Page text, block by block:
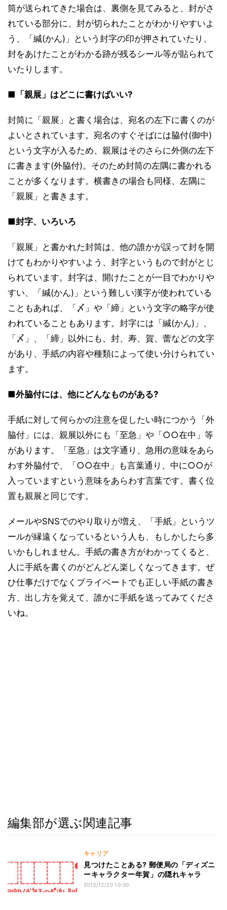
筒が送られてきた場合は、裏側を見てみると、封がさ
れている部分に、封が切られたことがわかりやすいよ
う、「緘(かん)」という封字の印が押されていたり、
封をあけたことがわかる跡が残るシール等が貼られて
いたりします。
■「親展」はどこに書けばいい?
封筒に「親展」と書く場合は、宛名の左下に書くのが
よいとされています。宛名のすぐそばには脇付(御中)
という文字が入るため、親展はそのさらに外側の左下
に書きます(外脇付)。そのため封筒の左隅に書かれる
ことが多くなります。横書きの場合も同様、左隅に
「親展」と書きます。
■封字、いろいろ
「親展」と書かれた封筒は、他の誰かが誤って封を開
けてもわかりやすいよう、封字というもので封がとじ
られています。封字は、開けたことが一目でわかりや
すい、「緘(かん)」という難しい漢字が使われている
こともあれば、「〆」や「締」という文字の略字が使
われていることもあります。封字には「緘(かん)」、
「〆」、「締」以外にも、封、寿、賀、蕾などの文字
があり、手紙の内容や種類によって使い分けられてい
ます。
■外脇付には、他にどんなものがある?
手紙に対して何らかの注意を促したい時につかう「外
脇付」には、親展以外にも「至急」や「○○在中」等
があります。「至急」は文字通り、急用の意味をあら
わす外脇付で、「○○在中」も言葉通り、中に○○が
入っていますという意味をあらわす言葉です。書く位
置も親展と同じです。
メールやSNSでのやり取りが増え、「手紙」というツ
ールが縁遠くなっているという人も、もしかしたら多
いかもしれません。手紙の書き方がわかってくると、
人に手紙を書くのがどんどん楽しくなってきます。ぜ
ひ仕事だけでなくプライベートでも正しい手紙の書き
方、出し方を覚えて、誰かに手紙を送ってみてくださ
いね。
編集部が選ぶ関連記事
キャリア
見つけたことある? 郵便局の「ディズニ
ーキャラクター年賀」の隠れキャラ
2013/12/20 10:00